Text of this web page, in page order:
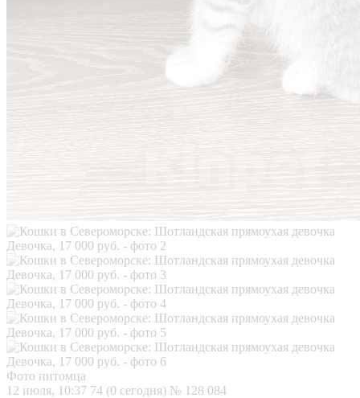
Фото питомца
12 июля, 10:37 74 (0 сегодня) № 128 084